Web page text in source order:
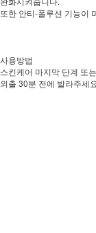
또한 안티-폴루션 기능이
사용방법
스킨케어 마지막 단계 또
외출 30분 전에 발라주세요